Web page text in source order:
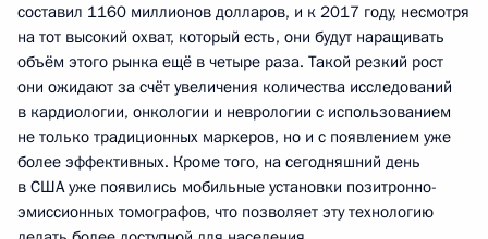
составил 1160 миллионов долларов, и к 2017 году, несмотря
на тот высокий охват, который есть, они будут наращивать
объём этого рынка ещё в четыре раза. Такой резкий рост
они ожидают за счёт увеличения количества исследований
в кардиологии, онкологии и неврологии с использованием
не только традиционных маркеров, но и с появлением уже
более эффективных. Кроме того, на сегодняшний день
в США уже появились мобильные установки позитронно-
эмиссионных томографов, что позволяет эту технологию